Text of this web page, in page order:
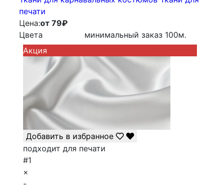
печати
Цена:от 79₽
Цвета
минимальный заказ 100м.
Акция
Добавить в избранное
подходит для печати
#1
×
-